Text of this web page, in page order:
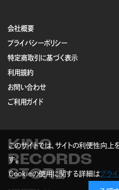
会社概要
プライバシーポリシー
特定商取引に基づく表示
利用規約
お問い合わせ
ご利用ガイド
KING
RECORDS
STORE
このサイトでは、サイトの利便性向
す。
Cookieの使用に関する詳細はプラ